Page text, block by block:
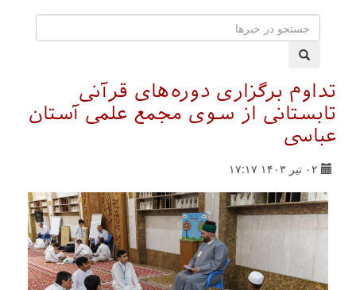
تداوم برگزاری دوره‌های قرآنی
تابستانی از سوی مجمع علمی آستان
عباسی
۰۲ تیر ۱۴۰۳ ۱۷:۱۷